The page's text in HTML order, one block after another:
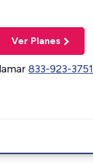
Ver Planes
833-923-3751